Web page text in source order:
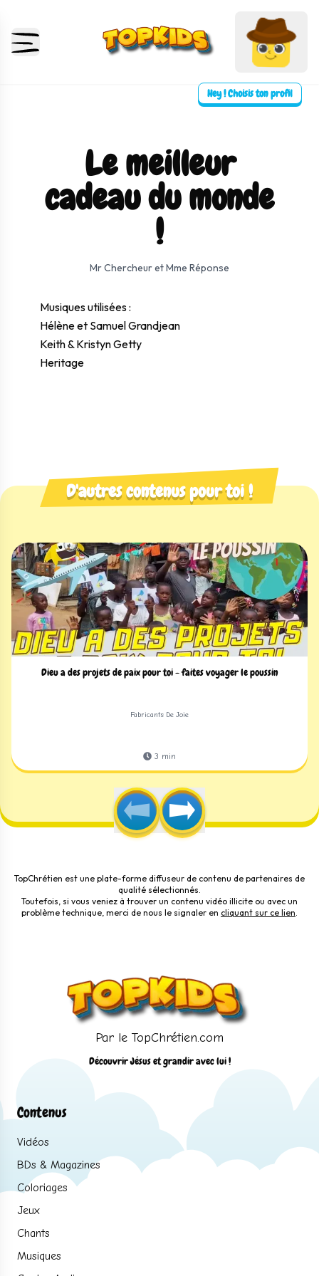
Hey ! Choisis ton profil
Le meilleur
cadeau du monde
!
Mr Chercheur et Mme Réponse
0:00 ⛶ Plein écran
Musiques utilisées :
Hélène et Samuel Grandjean
Keith & Kristyn Getty
Heritage
D'autres contenus pour toi !
Dieu a des projets de paix pour toi - faites voyager le poussin
Fabricants De Joie
3 min
TopChrétien est une plate-forme diffuseur de contenu de partenaires de
qualité sélectionnés.
Toutefois, si vous veniez à trouver un contenu vidéo illicite ou avec un
problème technique, merci de nous le signaler en cliquant sur ce lien.
Par le TopChrétien.com
Découvrir Jésus et grandir avec lui !
Contenus
Vidéos
BDs & Magazines
Coloriages
Jeux
Chants
Musiques